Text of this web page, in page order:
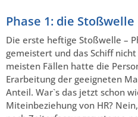
Phase 1: die Stoßwelle
Die erste heftige Stoßwelle –
gemeistert und das Schiff
meisten Fällen hatte die
Erarbeitung der geeigneten
Anteil. War`s das jetzt schon
Miteinbeziehung von HR?